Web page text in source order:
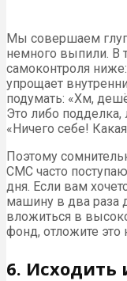
Мы совершаем
немного выпили. В
самоконтроля
упрощает
подумать: «Хм,
Это либо
«Ничего себе! Какая
Поэтому
СМС часто
дня. Если вам
машину в два раза
вложиться в
фонд, отложите это
6. Исходить